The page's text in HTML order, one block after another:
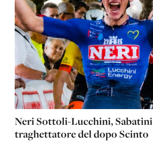
Neri Sottoli-Lucchini, Sabatini
traghettatore del dopo Scinto